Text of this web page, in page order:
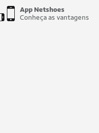
App Netshoes
Conheça as vantagens